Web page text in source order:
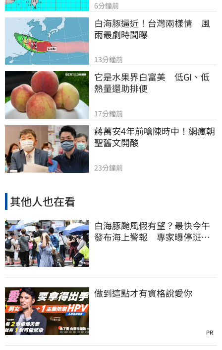
6分鐘前
白海豚逼近！台灣兩樣情　風
雨最劇時間曝
13分鐘前
它是水果界白富美　低GI、低
熱量還助排便
17分鐘前
蔣萬安4年前嗆陳時中！網瘋朝
聖舊文開酸
23分鐘前
其他人也在看
白海豚颱風假有望？最快今午
發布海上警報 專家曝停班停
做到這點才有資格說愛你
PR